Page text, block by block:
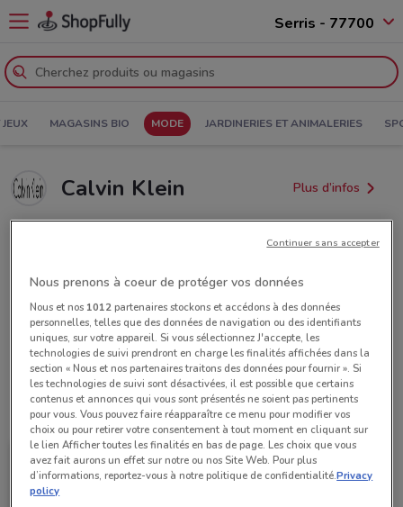
Serris - 77700
MAGASINS BIO MODE JARDINERIES ET ANIMALERIES
Calvin Klein Plus d’infos
951 m
Ouvert
Lundi 10:00 / 20:00
Mardi 10:00 / 20:00
Mercredi 10:00 / 20:00
Jeudi 10:00 / 20:00
Vendredi 10:00 / 20:00
Samedi 09:00 / 20:00
Dimanche 09:00 / 20:00
Toutes les offres de ce magasin
Nous prenons à coeur de protéger vos données
Nous et nos 1012partenaires stockons et accédons à des données
personnelles, telles que des données de navigation ou des identifiants
uniques, sur votre appareil. Si vous sélectionnez J'accepte, les
technologies de suivi prendront en charge les finalités affichées dans la
section « Nous et nos partenaires traitons des données pour fournir ». Si
les technologies de suivi sont désactivées, il est possible que certains
contenus et annonces qui vous sont présentés ne soient pas pertinents
pour vous. Vous pouvez faire réapparaître ce menu pour modifier vos
choix ou pour retirer votre consentement à tout moment en cliquant sur
le lien Afficher toutes les finalités en bas de page. Les choix que vous
avez fait aurons un effet sur notre ou nos Site Web. Pour plus
d’informations, reportez-vous à notre politique de confidentialité.Privacy
policy
Continuer sans accepter